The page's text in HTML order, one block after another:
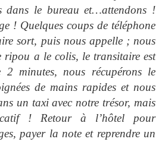
dans le bureau et…attendons !
! Quelques coups de téléphone
sort, puis nous appelle ; nous
a le colis, le transitaire est
minutes, nous récupérons le
de mains rapides et nous
un taxi avec notre trésor, mais
! Retour à l’hôtel pour
payer la note et reprendre un